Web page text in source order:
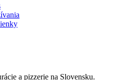
a pizzerie na Slovensku.